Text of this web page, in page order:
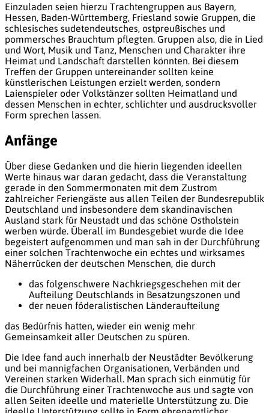
Einzuladen seien hierzu Trachtengruppen aus Bayern,
Hessen, Baden-Württemberg, Friesland sowie Gruppen, die
schlesisches sudetendeutsches, ostpreußisches und
pommersches Brauchtum pflegten. Gruppen also, die in Lied
und Wort, Musik und Tanz, Menschen und Charakter ihre
Heimat und Landschaft darstellen könnten. Bei diesem
Treffen der Gruppen untereinander sollten keine
künstlerischen Leistungen erzielt werden, sondern
Laienspieler oder Volkstänzer sollten Heimatland und
dessen Menschen in echter, schlichter und ausdrucksvoller
Form sprechen lassen.
Anfänge
Über diese Gedanken und die hierin liegenden ideellen
Werte hinaus war daran gedacht, dass die Veranstaltung
gerade in den Sommermonaten mit dem Zustrom
zahlreicher Feriengäste aus allen Teilen der Bundesrepublik
Deutschland und insbesondere dem skandinavischen
Ausland stark für Neustadt und das schöne Ostholstein
werben würde. Überall im Bundesgebiet wurde die Idee
begeistert aufgenommen und man sah in der Durchführung
einer solchen Trachtenwoche ein echtes und wirksames
Näherrücken der deutschen Menschen, die durch
das folgenschwere Nachkriegsgeschehen mit der
Aufteilung Deutschlands in Besatzungszonen und
der neuen föderalistischen Länderaufteilung
das Bedürfnis hatten, wieder ein wenig mehr
Gemeinsamkeit aller Deutschen zu spüren.
Die Idee fand auch innerhalb der Neustädter Bevölkerung
und bei mannigfachen Organisationen, Verbänden und
Vereinen starken Widerhall. Man sprach sich einmütig für
die Durchführung einer Trachtenwoche aus und sagte von
allen Seiten ideelle und materielle Unterstützung zu. Die